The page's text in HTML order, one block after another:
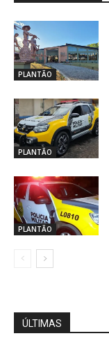
PLANTÃO
PLANTÃO
PLANTÃO
ÚLTIMAS